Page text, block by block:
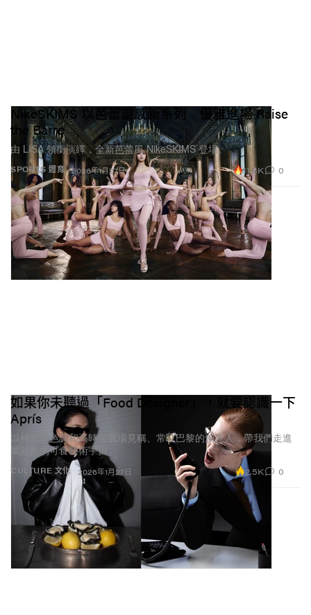
SPORTS 體育
NikeSKIMS 以芭蕾靈感新系列 優雅進場 Raise
the Barre
由 LISA 領銜演繹，全新芭蕾風 NikeSKIMS 登場。
2026年1月27日 11.8K 0
CULTURE 文化
如果你未聽過「Food Designer」，就要認識一下
Aprís
以極簡單色調和高時裝氣場見稱、常駐巴黎的創意人，帶我們走進
屬於她的可食藝術宇宙。
2026年1月27日 2.5K 0